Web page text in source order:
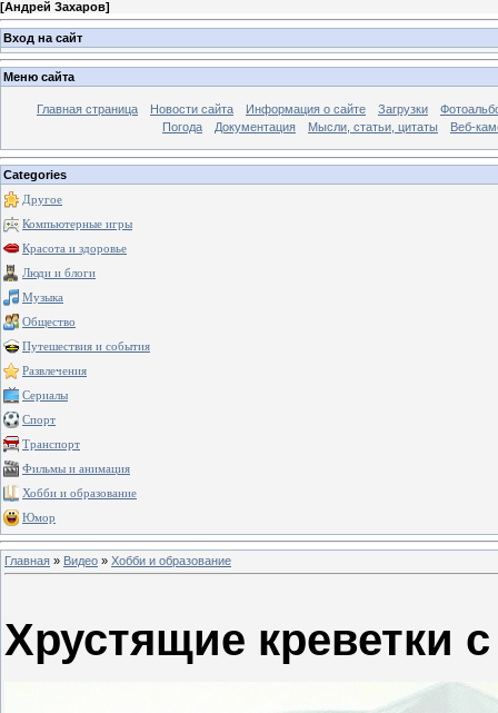
[Андрей Захаров]
Вход на сайт
Меню сайта
Главная страница Новости сайта Информация о сайте Загрузки
Погода
Документация Мысли, статьи, цитаты Веб-
Categories
Другое
Компьютерные игры
Красота и здоровье
Люди и блоги
Музыка
Общество
Путешествия и события
Развлечения
Сериалы
Спорт
Транспорт
Фильмы и анимация
Хобби и образование
Юмор
Главная » Видео » Хобби и образование
Хрустящие креветки